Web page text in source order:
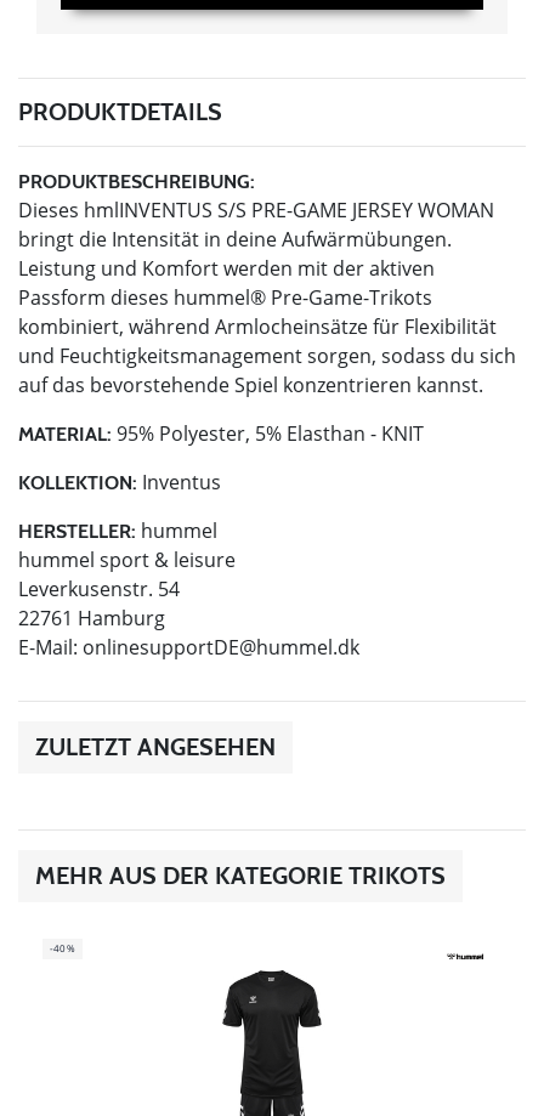
PRODUKTDETAILS
PRODUKTBESCHREIBUNG:
Dieses hmlINVENTUS S/S PRE-GAME JERSEY WOMAN
bringt die Intensität in deine Aufwärmübungen.
Leistung und Komfort werden mit der aktiven
Passform dieses hummel® Pre-Game-Trikots
kombiniert, während Armlocheinsätze für Flexibilität
und Feuchtigkeitsmanagement sorgen, sodass du sich
auf das bevorstehende Spiel konzentrieren kannst.
MATERIAL: 95% Polyester, 5% Elasthan - KNIT
KOLLEKTION: Inventus
HERSTELLER: hummel
hummel sport & leisure
Leverkusenstr. 54
22761 Hamburg
E-Mail: onlinesupportDE@hummel.dk
ZULETZT ANGESEHEN
MEHR AUS DER KATEGORIE TRIKOTS
-40%